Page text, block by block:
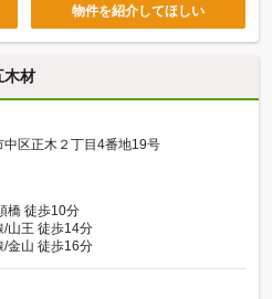
物件を紹介してほしい
木材
中区正木２丁目4番地19号
橋 徒歩10分
/山王 徒歩14分
/金山 徒歩16分